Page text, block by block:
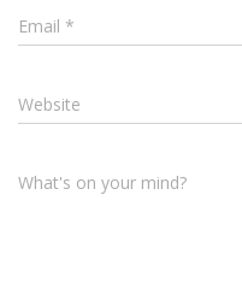
Email *
Website
What's on your mind?